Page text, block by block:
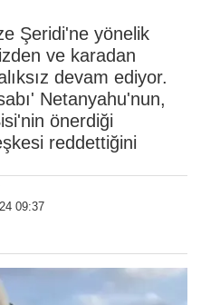
Şeridi'ne yönelik
ve karadan
devam ediyor.
Netanyahu'nun,
önerdiği
reddettiğini
09:37